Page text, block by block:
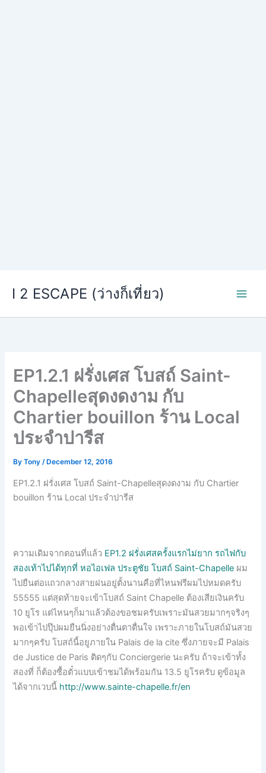
I 2 ESCAPE (ว่างก็เที่ยว)
EP1.2.1 ฝรั่งเศส โบสถ์ Saint-
Chapelleสุดงดงาม กับ
Chartier bouillon ร้าน Local
ประจำปารีส
ByTony/ December 12, 2016
EP1.2.1 ฝรั่งเศส โบสถ์ Saint-Chapelleสุดงดงาม กับ Chartier
bouillon ร้าน Local ประจำปารีส
ความเดิมจากตอนที่แล้ว EP1.2 ฝรั่งเศสครั้งแรกไม่ยาก รถไฟกับ
สองเท้าไปได้ทุกที่ หอไอเฟล ประตูชัย โบสถ์ Saint-Chapelle ผม
ไปยืนต่อแถวกลางสายฝนอยู่ตั้งนานคือที่ไหนฟรีผมไปหมดครับ
55555 แต่สุดท้ายจะเข้าโบสถ์ Saint Chapelle ต้องเสียเงินครับ
10 ยูโร แต่ไหนๆก็มาแล้วต้องขอชมครับเพราะมันสวยมากๆจริงๆ
พอเข้าไปปุ๊ปผมยืนนิ่งอย่างตื่นตาตื่นใจ เพราะภายในโบสถ์มันสวย
มากๆครับ โบสถ์นี้อยูภายใน Palais de la cite ซึ่งภายจะมี Palais
de Justice de Paris ติดๆกับ Conciergerie นะครับ ถ้าจะเข้าทั้ง
สองที่ ก็ต้องซื้อตั๋วแบบเข้าชมได้พร้อมกัน 13.5 ยูโรครับ ดูข้อมูล
ได้จากเวบนี้ http://www.sainte-chapelle.fr/en